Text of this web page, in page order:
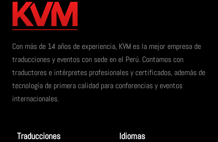
Con más de 14 años de experiencia, KVM es la mejor empresa de
traducciones y eventos con sede en el Perú. Contamos con
traductores e intérpretes profesionales y certificados, además de
tecnología de primera calidad para conferencias y eventos
internacionales.
Traducciones Idiomas